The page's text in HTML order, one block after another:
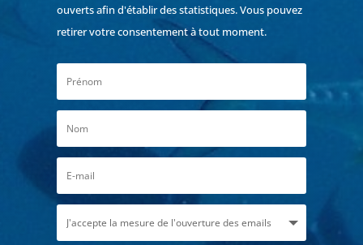
ouverts afin d'établir des statistiques. Vous pouvez
retirer votre consentement à tout moment.